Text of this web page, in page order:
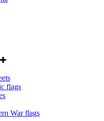
flags
War flags